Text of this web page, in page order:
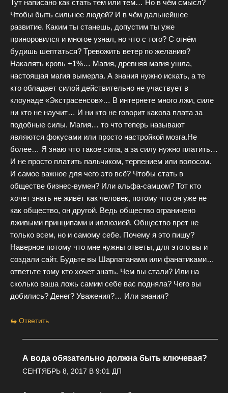
Тут написано как стать тем или тем… Но в чём смысл?
Чтобы быть сильнее людей? И в чём дальнейшее
развитие. Каким ты станешь, допустим ты уже
приноровился и многое узнал, но что с того? С огнём
будишь шептаться? Тревожить ветер по желанию?
Накалять кровь +1%… Магия, древняя магия ушла,
настоящая магия вымерла. А знания нужно искать, а те
кто обладает силой действительно не участвует в
клоунаде «Экстрасенсов»… В интернете много лжи, силе
ни кто не научит… И ни кто не говорит какова плата за
подобные силы. Магия… то что теперь называют
являются фокусами или просто настройкой мозга.Не
более… Я знаю что такое сила, а за силу нужно платить…
И не просто платить пальчиком, терпением или волосом.
И самое важное для чего это всё? Чтобы стать в
обществе бизнес-вумен? Или альфа-самцом? Тот кто
хочет знать не живёт как человек, потому что он уже не
как общество, он другой. Ведь общество ограничено
лживыми принципами и иллюзией. Общество врет не
только всем, но и самому себе. Почему я это пишу?
Наверное потому что мне нужны ответы, для этого вы и
создали сайт. Будьте вы Шарлатанами или фанатиками…
ответьте тому кто хочет знать. Чем вы стали? Или на
сколько ваша ложь самим себе вас подняла? Чего вы
добились? Денег? Уважения?… Или знания?
Ответить
А вода обязательно должна быть ключевая?
СЕНТЯБРЬ 8, 2017 В 9:01 ДП